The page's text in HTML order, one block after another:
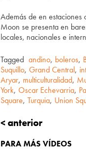
Además de en estaciones
Moon se presenta en
locales, nacionales e
Tagged andino, boleros,
Suquillo, Grand Central,
Aryar, multiculturalidad,
York, Oscar Echevarria,
Square, Turquia, Union
< anterior
PARA MÁS VÍDEOS